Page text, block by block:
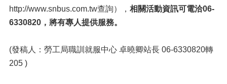
http://www.snbus.com.tw查詢）， 相關活動資訊可電洽06-
6330820，將有專人提供服務。
(發稿人：勞工局職訓就服中心 卓曉卿站長 06-6330820轉
205 )